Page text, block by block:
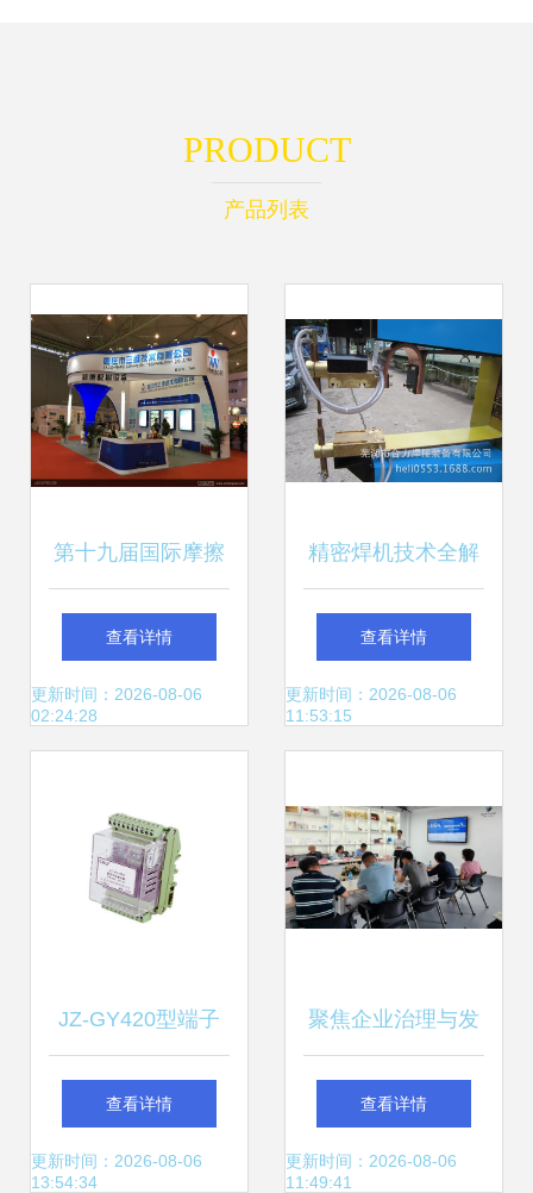
PRODUCT
产品列表
第十九届国际摩擦
密封材料技术交流
暨产品展示会 技术
查看详情
更新时间：2026-08-06
02:24:28
精密焊机技术全解
析 气动交流电阻焊
的核心优势与选型
查看详情
更新时间：2026-08-06
11:53:15
JZ-GY420型端子
排静态中间继电器
技术详解与上海上
查看详情
更新时间：2026-08-06
13:54:34
聚焦企业治理与发
展创新之路 泰达中
小企业园开展共学
查看详情
更新时间：2026-08-06
11:49:41